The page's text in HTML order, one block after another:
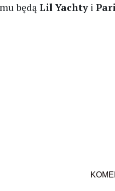
będąLil Yachtyi